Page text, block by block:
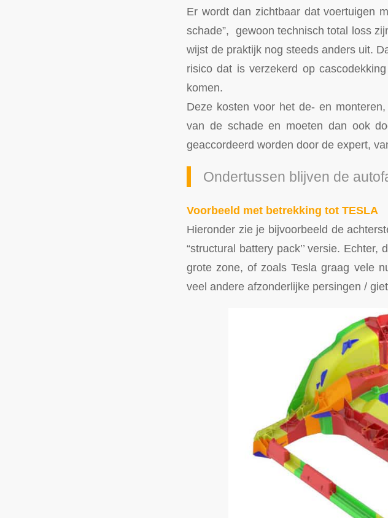
Er wordt dan zichtbaar dat voertuigen
schade”, gewoon technisch total loss
wijst de praktijk nog steeds anders uit.
risico dat is verzekerd op
komen.
Deze kosten voor het de- en
van de schade en moeten dan ook
geaccordeerd worden door de expert,
Ondertussen blijven de
Voorbeeld met betrekking tot TESLA
Hieronder zie je bijvoorbeeld de
“structural battery pack’’ versie.
grote zone, of zoals Tesla graag vele
veel andere afzonderlijke persingen /